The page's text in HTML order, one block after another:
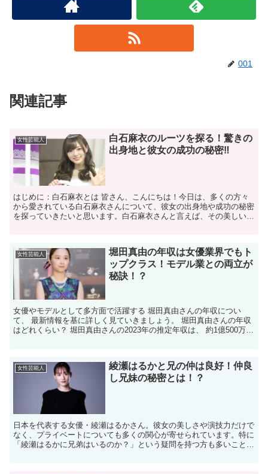
001
関連記事
女性芸能人
白石麻衣のルーツを探る！驚きの
出身地と彼女の成功の秘密‼
はじめに：白石麻衣とは 皆さん、こんにちは！今日は、多くの方々
から愛されている白石麻衣さんについて、彼女の出身地や成功の秘密
を探っていきたいと思います。白石麻衣さんと言えば、その美しいル
女性芸能人
堀田真由の年収は女優業界でもト
ップクラス！モデル業との両立が
秘訣！？
女優やモデルとして多方面で活躍する 堀田真由さんの年収につい
て、 最新情報を基に詳しく見ていきましょう。 堀田真由さんの年収
はどれくらい？ 堀田真由さんの2023年の推定年収は、 約1億500万円
女性芸能人
綾瀬はるかと兄の仲は良好！仲良
し兄妹の秘密とは！？
日本を代表する女優・綾瀬はるかさん。彼女の美しさや演技力だけで
なく、プライベートについても多くの関心が寄せられています。特に
「綾瀬はるかに兄弟はいるのか？」という疑問を持つ方も多いことで